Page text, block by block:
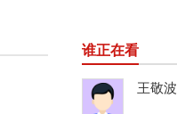
谁正在看
王敬波